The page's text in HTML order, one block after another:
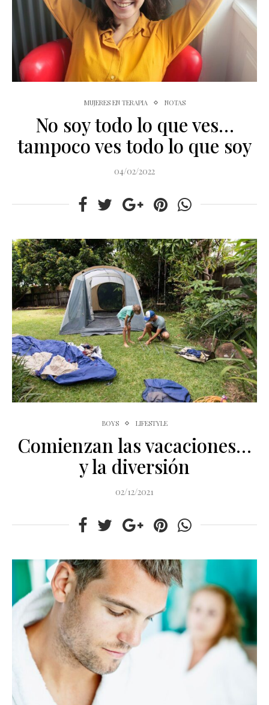
MUJERES EN TERAPIA NOTAS
No soy todo lo que ves…
tampoco ves todo lo que soy
04/02/2022
BOYS LIFESTYLE
Comienzan las vacaciones…
y la diversión
02/12/2021